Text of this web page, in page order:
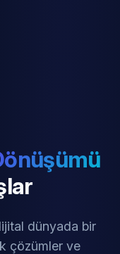
dünyada bir
çözümler ve